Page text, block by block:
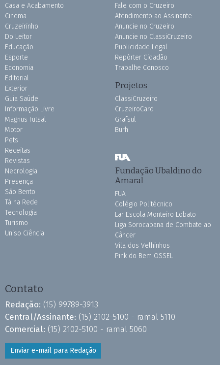
Casa e Acabamento
Cinema
Cruzeirinho
Do Leitor
Educação
Esporte
Economia
Editorial
Exterior
Guia Saúde
Informação Livre
Magnus Futsal
Motor
Pets
Receitas
Revistas
Necrologia
Presença
São Bento
Tá na Rede
Tecnologia
Turismo
Uniso Ciência
Fale com o Cruzeiro
Atendimento ao Assinante
Anuncie no Cruzeiro
Anuncie no ClassiCruzeiro
Publicidade Legal
Repórter Cidadão
Trabalhe Conosco
Projetos
ClassiCruzeiro
CruzeiroCard
Grafsul
Burh
Fundação Ubaldino do
Amaral
FUA
Colégio Politécnico
Lar Escola Monteiro Lobato
Liga Sorocabana de Combate ao
Câncer
Vila dos Velhinhos
Pink do Bem OSSEL
Contato
Redação: (15) 99789-3913
Central/Assinante: (15) 2102-5100 - ramal 5110
Comercial: (15) 2102-5100 - ramal 5060
Enviar e-mail para Redação